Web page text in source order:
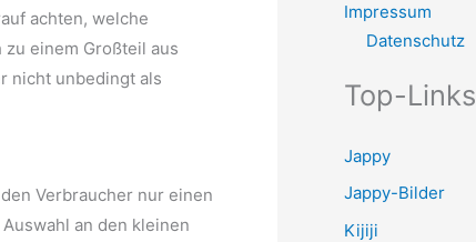
achten, welche
einem Großteil aus
nicht unbedingt als
Verbraucher nur einen
an den kleinen
Impressum
Datenschutz
Top-Links
Jappy
Jappy-Bilder
Kijiji